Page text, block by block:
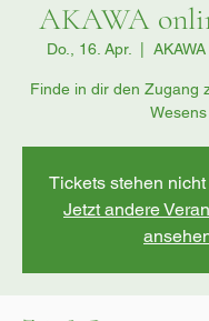
AKAWA
Do., 16. Apr.
Finde in dir den Zugang
Wesens
Tickets stehen
Jetzt andere